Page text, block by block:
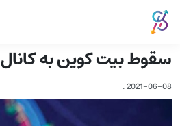
سقوط بیت کوین به کانال 32 هزار دلاری
2021-06-08
.